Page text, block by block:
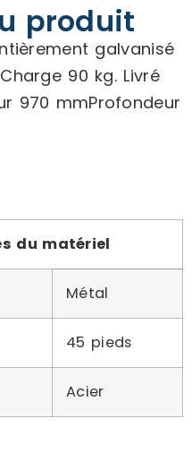
produit
galvanisé
90 kg. Livré
970 mmProfondeur
du matériel
Métal
45 pieds
Acier